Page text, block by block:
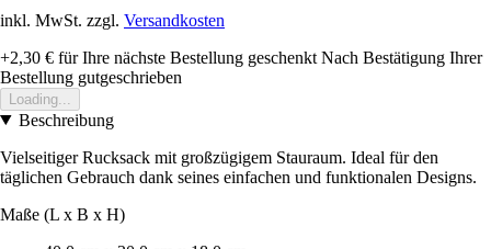
inkl. MwSt. zzgl. Versandkosten
+2,30 € für Ihre nächste Bestellung geschenkt Nach Bestätigung Ihrer
Bestellung gutgeschrieben
Loading...
Beschreibung
Vielseitiger Rucksack mit großzügigem Stauraum. Ideal für den
täglichen Gebrauch dank seines einfachen und funktionalen Designs.
Maße (L x B x H)